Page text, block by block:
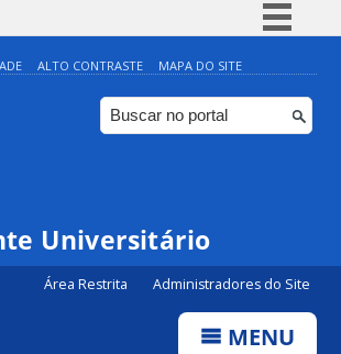
Simplifique!
Comunica BR
Participe
Canais
ALTO CONTRASTE MAPA DO SITE
Universitário
Área Restrita Administradores do Site
MENU